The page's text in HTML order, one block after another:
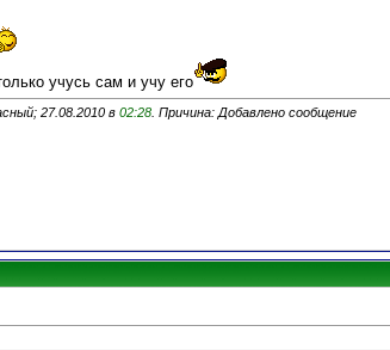
учусь сам и учу его
27.08.2010 в 02:28 . Причина: Добавлено сообщение